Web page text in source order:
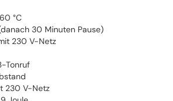
°C
30 Minuten Pause)
230 V-Netz
Tonruf
230 V-Netz